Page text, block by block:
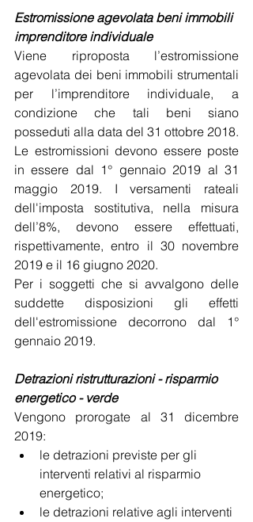
Estromissione agevolata beni immobili
imprenditore individuale
Viene riproposta l’estromissione
agevolata dei beni immobili strumentali
per l’imprenditore individuale, a
condizione che tali beni siano
posseduti alla data del 31 ottobre 2018.
Le estromissioni devono essere poste
in essere dal 1° gennaio 2019 al 31
maggio 2019. I versamenti rateali
dell'imposta sostitutiva, nella misura
dell’8%, devono essere effettuati,
rispettivamente, entro il 30 novembre
2019 e il 16 giugno 2020.
Per i soggetti che si avvalgono delle
suddette disposizioni gli effetti
dell'estromissione decorrono dal 1°
gennaio 2019.
Detrazioni ristrutturazioni - risparmio
energetico - verde
Vengono prorogate al 31 dicembre
2019:
le detrazioni previste per gli
interventi relativi al risparmio
energetico;
le detrazioni relative agli interventi